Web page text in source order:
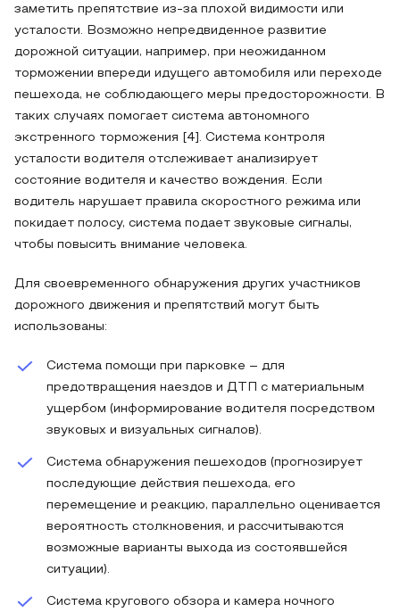
заметить препятствие из-за плохой видимости или
усталости. Возможно непредвиденное развитие
дорожной ситуации, например, при неожиданном
торможении впереди идущего автомобиля или переходе
пешехода, не соблюдающего меры предосторожности. В
таких случаях помогает система автономного
экстренного торможения [4]. Система контроля
усталости водителя отслеживает анализирует
состояние водителя и качество вождения. Если
водитель нарушает правила скоростного режима или
покидает полосу, система подает звуковые сигналы,
чтобы повысить внимание человека.
Для своевременного обнаружения других участников
дорожного движения и препятствий могут быть
использованы:
Система помощи при парковке – для
предотвращения наездов и ДТП с материальным
ущербом (информирование водителя посредством
звуковых и визуальных сигналов).
Система обнаружения пешеходов (прогнозирует
последующие действия пешехода, его
перемещение и реакцию, параллельно оценивается
вероятность столкновения, и рассчитываются
возможные варианты выхода из состоявшейся
ситуации).
Система кругового обзора и камера ночного